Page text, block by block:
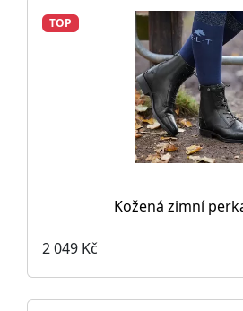
TOP
Kožená zimní
2 049 Kč